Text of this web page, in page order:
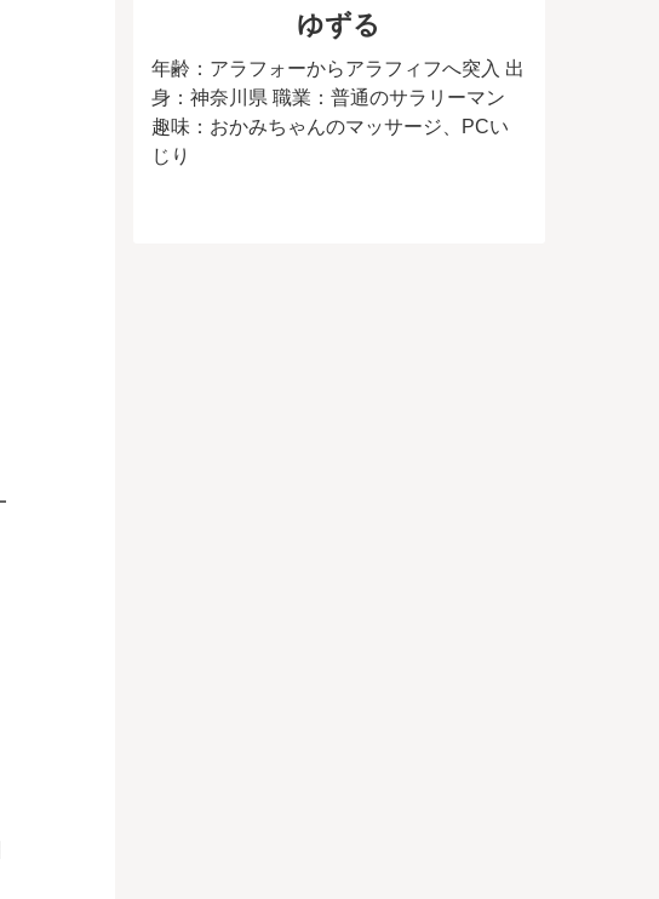
ゆずる
年齢：アラフォーからアラフィフへ突入 出
身：神奈川県 職業：普通のサラリーマン
趣味：おかみちゃんのマッサージ、PCい
じり